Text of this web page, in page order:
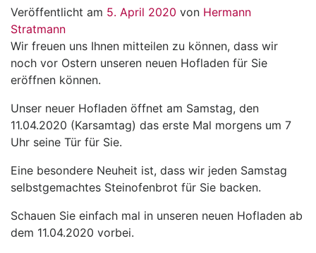
Veröffentlicht am 5. April 2020 von Hermann
Stratmann
Wir freuen uns Ihnen mitteilen zu können, dass wir
noch vor Ostern unseren neuen Hofladen für Sie
eröffnen können.
Unser neuer Hofladen öffnet am Samstag, den
11.04.2020 (Karsamtag) das erste Mal morgens um 7
Uhr seine Tür für Sie.
Eine besondere Neuheit ist, dass wir jeden Samstag
selbstgemachtes Steinofenbrot für Sie backen.
Schauen Sie einfach mal in unseren neuen Hofladen ab
dem 11.04.2020 vorbei.